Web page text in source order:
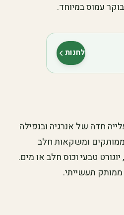
עמוס במיוחד.
לחנות(נפתח בלשונית חדשה)
חדה של אנרגיה ובנפילה
ומשקאות חלב
טבעי וכוס חלב או מים.
תעשייתי.